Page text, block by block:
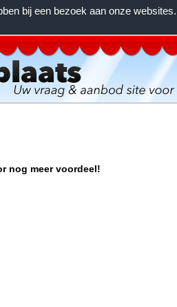
bij een bezoek aan onze
Home | Voorwaarden |
nog meer voordeel!